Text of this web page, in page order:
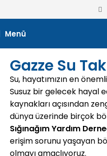
Menü
Gazze Su
Su, hayatımızın en
Susuz bir gelecek hayal
kaynakları açısından
dünya üzerinde birçok
Sığınağım Yardım
erişim sorunu yaşayan
olmayı amaçlıyoruz.